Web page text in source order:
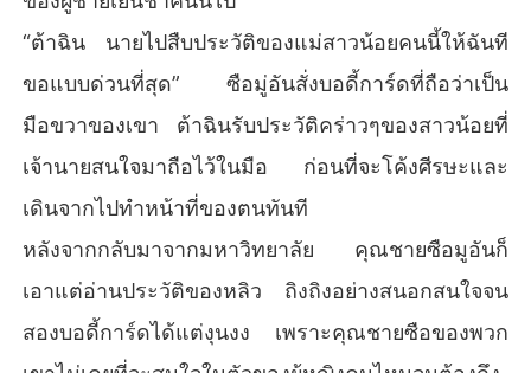
“ต้าฉิน นายไปสืบประวัติของแม่สาวน้อยคนนี้ให้ฉันที
ขอแบบด่วนที่สุด” ซือมู่อันสั่งบอดี้การ์ดที่ถือว่าเป็น
มือขวาของเขา ต้าฉินรับประวัติคร่าวๆของสาวน้อยที่
เจ้านายสนใจมาถือไว้ในมือ ก่อนที่จะโค้งศีรษะและ
เดินจากไปทำหน้าที่ของตนทันที
หลังจากกลับมาจากมหาวิทยาลัย คุณชายซือมูอันก็
เอาแต่อ่านประวัติของหลิว ถิงถิงอย่างสนอกสนใจจน
สองบอดี้การ์ดได้แต่งุนงง เพราะคุณชายซือของพวก